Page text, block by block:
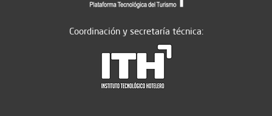
Coordinación y secretaría técnica: